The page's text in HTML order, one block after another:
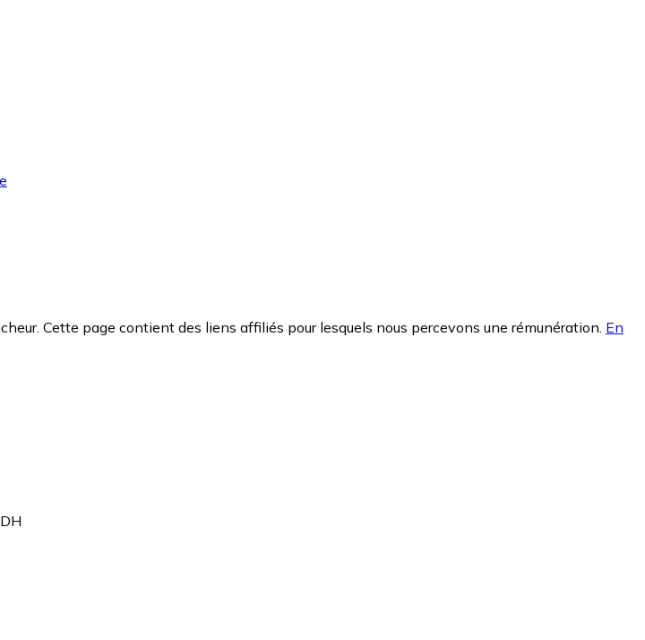
Cette page contient des liens affiliés pour lesquels nous percevons une rémunération. En